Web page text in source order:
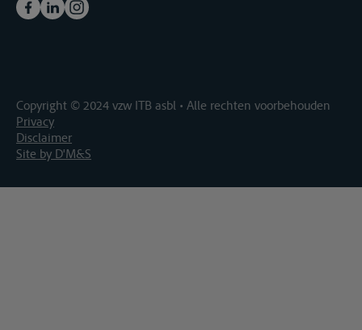
Copyright © 2024 vzw ITB asbl • Alle rechten voorbehouden
Privacy
Disclaimer
Site by D'M&S